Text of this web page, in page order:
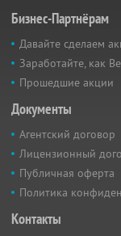
Бизнес-Партнёрам
Давайте сделаем
Заработайте, как
Прошедшие акции
Документы
Агентский договор
Лицензионный
Публичная оферта
Политика
Контакты